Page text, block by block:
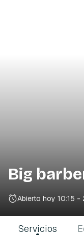
Big
Abierto hoy 10:15 -
Servicios